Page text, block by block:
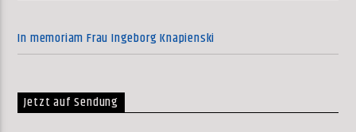
In memoriam Frau Ingeborg Knapienski
Jetzt auf Sendung